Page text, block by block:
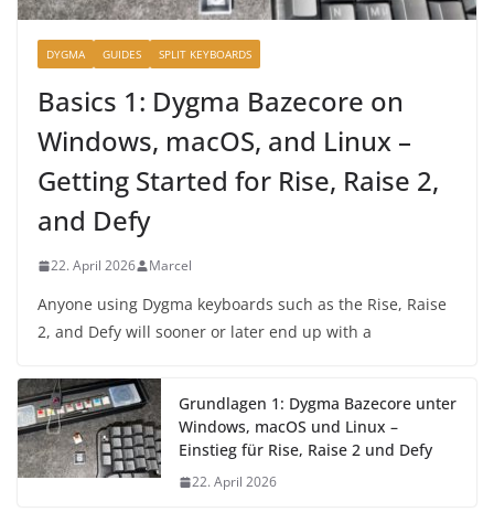
DYGMA GUIDES SPLIT KEYBOARDS
Basics 1: Dygma Bazecore on
Windows, macOS, and Linux –
Getting Started for Rise, Raise 2,
and Defy
22. April 2026 Marcel
Anyone using Dygma keyboards such as the Rise, Raise
2, and Defy will sooner or later end up with a
Grundlagen 1: Dygma Bazecore unter
Windows, macOS und Linux –
Einstieg für Rise, Raise 2 und Defy
22. April 2026